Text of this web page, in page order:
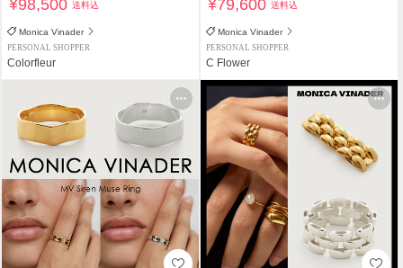
¥98,500送料込
Monica Vinader
PERSONAL SHOPPER
Colorfleur
¥79,600送料込
Monica Vinader
PERSONAL SHOPPER
C Flower